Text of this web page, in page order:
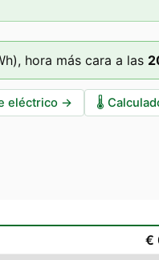
hora más cara a las
eléctrico → 🌡️
€